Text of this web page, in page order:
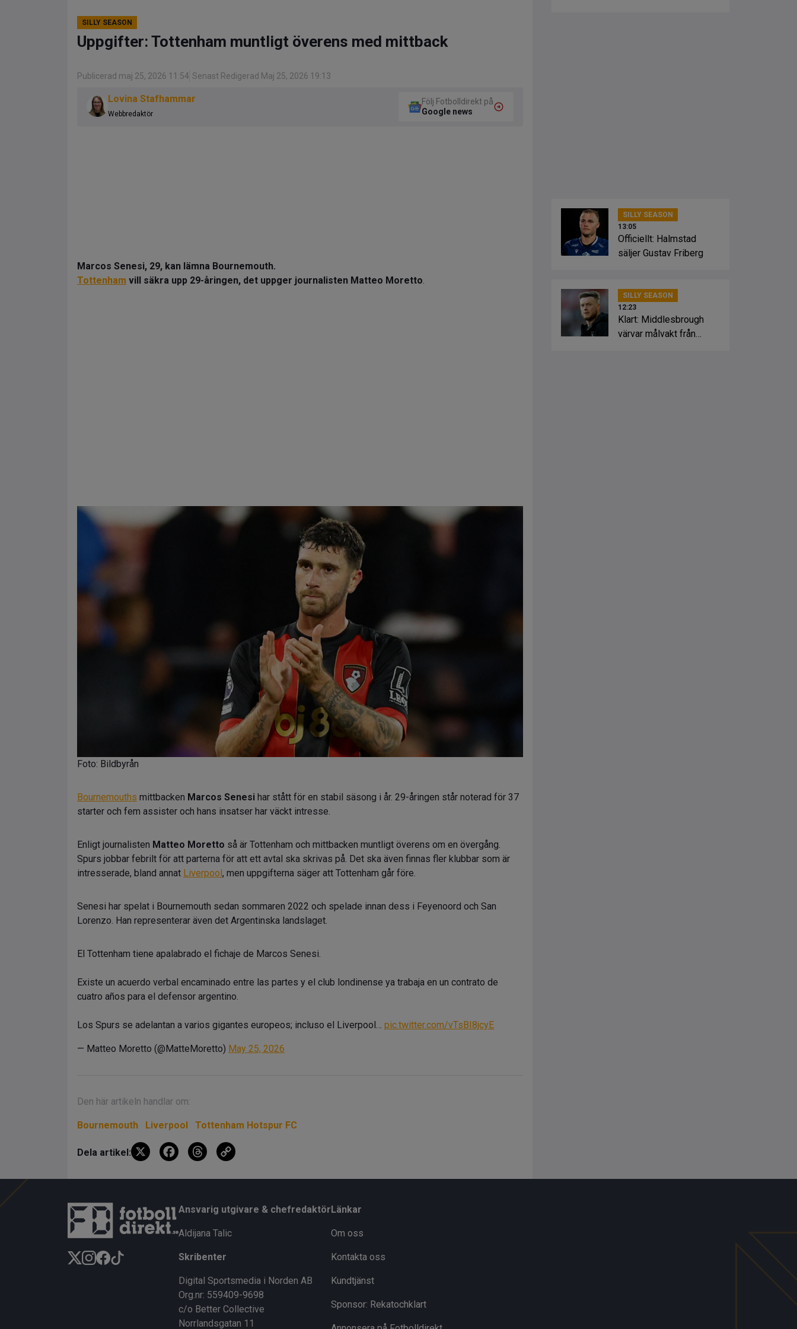
SILLY SEASON
Uppgifter: Tottenham muntligt överens med mittback
Publicerad maj 25, 2026 11:54 Senast Redigerad Maj 25, 2026 19:13
Lovina Stafhammar
Webbredaktör
Följ Fotbolldirekt på
Google news
Marcos Senesi, 29, kan lämna Bournemouth.
Tottenham vill säkra upp 29-åringen, det uppger journalisten Matteo Moretto.
Foto: Bildbyrån
Bournemouths mittbacken Marcos Senesi har stått för en stabil säsong i år. 29-åringen står noterad för 37
starter och fem assister och hans insatser har väckt intresse.
Enligt journalisten Matteo Moretto så är Tottenham och mittbacken muntligt överens om en övergång.
Spurs jobbar febrilt för att parterna för att ett avtal ska skrivas på. Det ska även finnas fler klubbar som är
intresserade, bland annat Liverpool, men uppgifterna säger att Tottenham går före.
Senesi har spelat i Bournemouth sedan sommaren 2022 och spelade innan dess i Feyenoord och San
Lorenzo. Han representerar även det Argentinska landslaget.
El Tottenham tiene apalabrado el fichaje de Marcos Senesi.
Existe un acuerdo verbal encaminado entre las partes y el club londinense ya trabaja en un contrato de
cuatro años para el defensor argentino.
Los Spurs se adelantan a varios gigantes europeos; incluso el Liverpool… pic.twitter.com/vTsBI8jcyE
— Matteo Moretto (@MatteMoretto) May 25, 2026
Den här artikeln handlar om:
Bournemouth Liverpool Tottenham Hotspur FC
Dela artikel: X
F
b
o
k
T
a
d
Li
SILLY SEASON
13:05
Officiellt: Halmstad
säljer Gustav Friberg
SILLY SEASON
12:23
Klart: Middlesbrough
värvar målvakt från
Ansvarig utgivare & chefredaktör
Aldijana Talic
Skribenter
Digital Sportsmedia i Norden AB
Org.nr: 559409-9698
c/o Better Collective
Norrlandsgatan 11
Länkar
Om oss
Kontakta oss
Kundtjänst
Sponsor: Rekatochklart